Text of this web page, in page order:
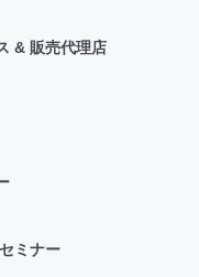
& 販売代理店
ミナー